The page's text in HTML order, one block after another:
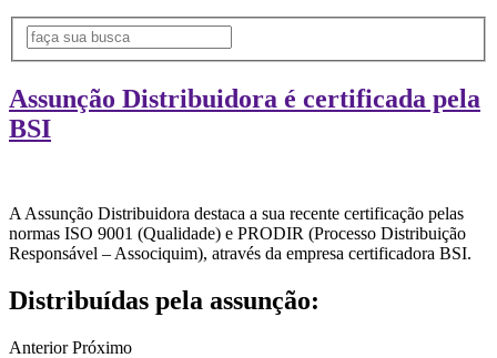
Assunção Distribuidora é certificada pela
BSI
A Assunção Distribuidora destaca a sua recente certificação pelas
normas ISO 9001 (Qualidade) e PRODIR (Processo Distribuição
Responsável – Associquim), através da empresa certificadora BSI.
Distribuídas pela assunção:
Anterior Próximo